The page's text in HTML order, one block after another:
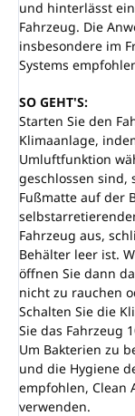
und hinterlässt
Fahrzeug. Die
insbesondere im
Systems
SO GEHT'S:
Starten Sie den
Klimaanlage,
Umluftfunktion
geschlossen sind,
Fußmatte auf der
Fahrzeug aus,
Behälter leer ist.
öffnen Sie dann
nicht zu rauchen
Schalten Sie die
Sie das Fahrzeug
Um Bakterien zu
und die Hygiene
empfohlen, Clean
verwenden.